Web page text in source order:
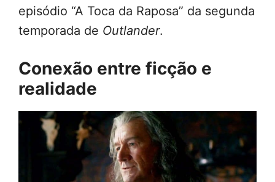
episódio “A Toca da Raposa” da segunda
temporada de Outlander.
Conexão entre ficção e
realidade